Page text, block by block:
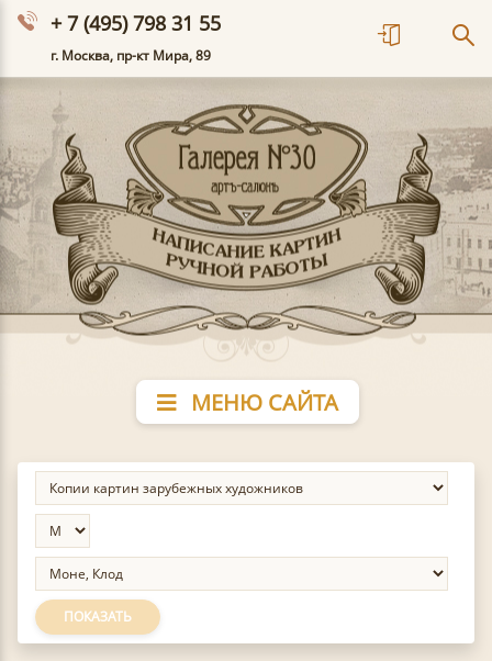
+ 7 (495) 798 31 55
г. Москва, пр-кт Мира, 89
МЕНЮ САЙТА
ПОКАЗАТЬ